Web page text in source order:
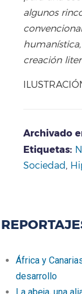
algunos
creación
Archivado
Etiquetas:
Sociedad ,
África y
desarrollo